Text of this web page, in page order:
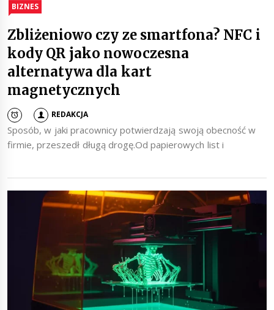
BIZNES
Zbliżeniowo czy ze smartfona? NFC i
kody QR jako nowoczesna
alternatywa dla kart
magnetycznych
REDAKCJA
Sposób, w jaki pracownicy potwierdzają swoją obecność w
firmie, przeszedł długą drogę.Od papierowych list i